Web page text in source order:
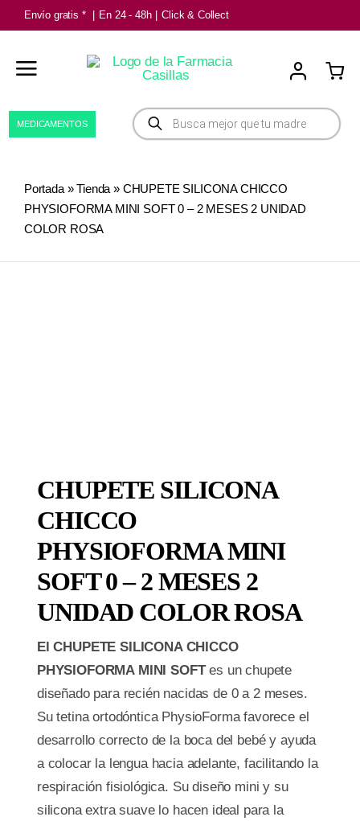
Saltar
al
contenido
Envío gratis * En 24 - 48h Click & Collect
Búsqueda
de
productos
MEDICAMENTOS
Portada»Tienda » CHUPETE SILICONA CHICCO
PHYSIOFORMA MINI SOFT 0 – 2 MESES 2 UNIDAD
COLOR ROSA
CHUPETE SILICONA
CHICCO
PHYSIOFORMA MINI
SOFT 0 – 2 MESES 2
UNIDAD COLOR ROSA
El CHUPETE SILICONA CHICCO
PHYSIOFORMA MINI SOFTes un chupete
diseñado para recién nacidas de 0 a 2 meses.
Su tetina ortodóntica PhysioForma favorece el
desarrollo correcto de la boca del bebé y ayuda
a colocar la lengua hacia adelante, facilitando la
respiración fisiológica. Su diseño mini y su
silicona extra suave lo hacen ideal para la